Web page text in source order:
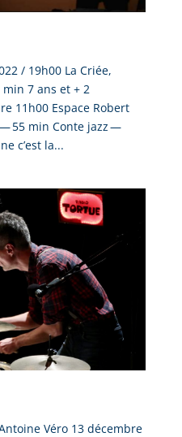
/ 19h00 La Criée,
7 ans et + 2
11h00 Espace Robert
55 min Conte jazz —
c’est la...
Véro 13 décembre